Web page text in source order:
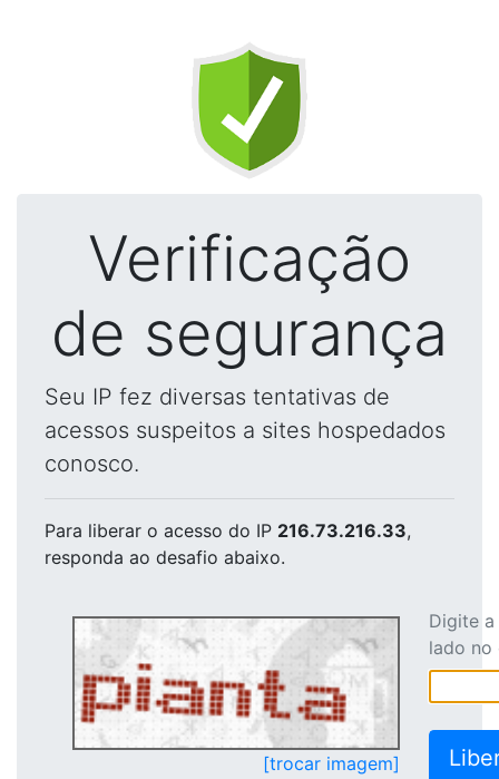
Verificação
de segurança
Seu IP fez diversas tentativas de
acessos suspeitos a sites hospedados
conosco.
Para liberar o acesso do IP 216.73.216.33,
responda ao desafio abaixo.
[trocar imagem]
Digite
lado no